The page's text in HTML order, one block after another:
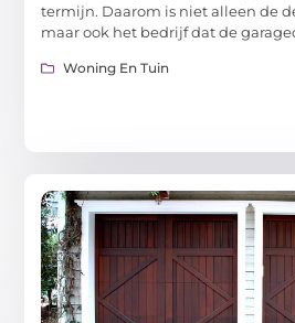
termijn. Daarom is niet alleen de
maar ook het bedrijf dat de
Woning En Tuin